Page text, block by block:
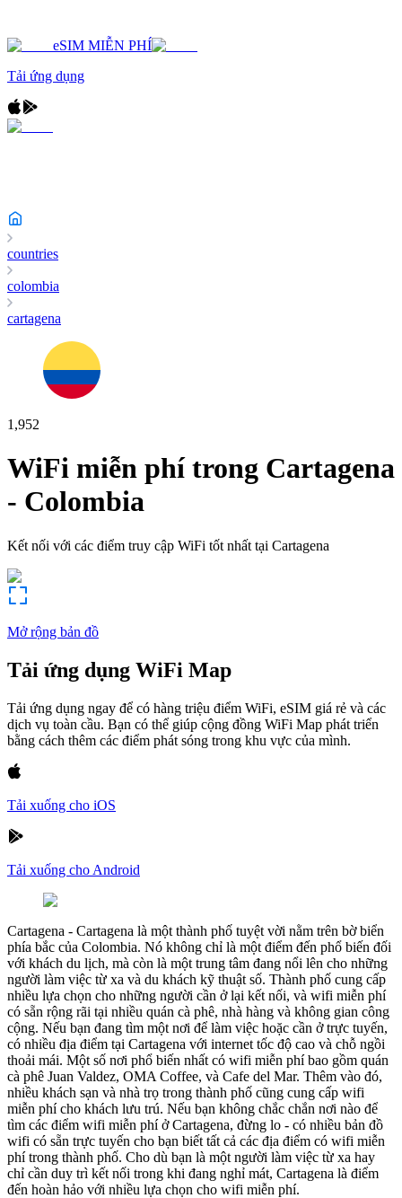
eSIM MIỄN PHÍ
Tải ứng dụng
countries
colombia
cartagena
1,952
WiFi miễn phí trong Cartagena
- Colombia
Kết nối với các điểm truy cập WiFi tốt nhất tại Cartagena
Mở rộng bản đồ
Tải ứng dụng WiFi Map
Tải ứng dụng ngay để có hàng triệu điểm WiFi, eSIM giá rẻ và các
dịch vụ toàn cầu. Bạn có thể giúp cộng đồng WiFi Map phát triển
bằng cách thêm các điểm phát sóng trong khu vực của mình.
Tải xuống cho iOS
Tải xuống cho Android
Cartagena - Cartagena là một thành phố tuyệt vời nằm trên bờ biển
phía bắc của Colombia. Nó không chỉ là một điểm đến phổ biến đối
với khách du lịch, mà còn là một trung tâm đang nổi lên cho những
người làm việc từ xa và du khách kỹ thuật số. Thành phố cung cấp
nhiều lựa chọn cho những người cần ở lại kết nối, và wifi miễn phí
có sẵn rộng rãi tại nhiều quán cà phê, nhà hàng và không gian công
cộng. Nếu bạn đang tìm một nơi để làm việc hoặc cần ở trực tuyến,
có nhiều địa điểm tại Cartagena với internet tốc độ cao và chỗ ngồi
thoải mái. Một số nơi phổ biến nhất có wifi miễn phí bao gồm quán
cà phê Juan Valdez, OMA Coffee, và Cafe del Mar. Thêm vào đó,
nhiều khách sạn và nhà trọ trong thành phố cũng cung cấp wifi
miễn phí cho khách lưu trú. Nếu bạn không chắc chắn nơi nào để
tìm các điểm wifi miễn phí ở Cartagena, đừng lo - có nhiều bản đồ
wifi có sẵn trực tuyến cho bạn biết tất cả các địa điểm có wifi miễn
phí trong thành phố. Cho dù bạn là một người làm việc từ xa hay
chỉ cần duy trì kết nối trong khi đang nghỉ mát, Cartagena là điểm
đến hoàn hảo với nhiều lựa chọn cho wifi miễn phí.